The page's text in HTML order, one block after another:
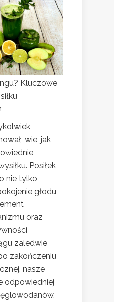
Kluczowe
wie, jak
Posiłek
nie tylko
głodu,
oraz
zaledwie
zakończeniu
nasze
odpowiedniej